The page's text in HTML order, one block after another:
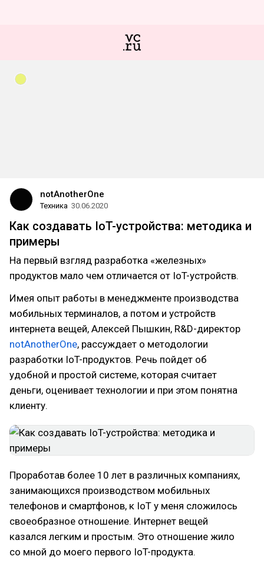
notAnotherOne
Техника 30.06.2020
Как создавать IoT-устройства: методика и
примеры
На первый взгляд разработка «железных»
продуктов мало чем отличается от IoT-устройств.
Имея опыт работы в менеджменте производства
мобильных терминалов, а потом и устройств
интернета вещей, Алексей Пышкин, R&D-директор
notAnotherOne, рассуждает о методологии
разработки IoT-продуктов. Речь пойдет об
удобной и простой системе, которая считает
деньги, оценивает технологии и при этом понятна
клиенту.
Проработав более 10 лет в различных компаниях,
занимающихся производством мобильных
телефонов и смартфонов, к IoT у меня сложилось
своеобразное отношение. Интернет вещей
казался легким и простым. Это отношение жило
со мной до моего первого IoT-продукта.